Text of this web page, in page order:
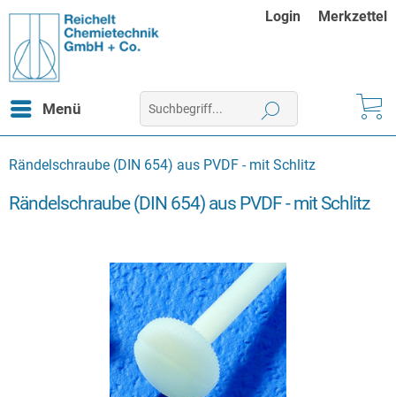
Login Merkzettel
Menü
Rändelschraube (DIN 654) aus PVDF - mit Schlitz
Rändelschraube (DIN 654) aus PVDF - mit Schlitz